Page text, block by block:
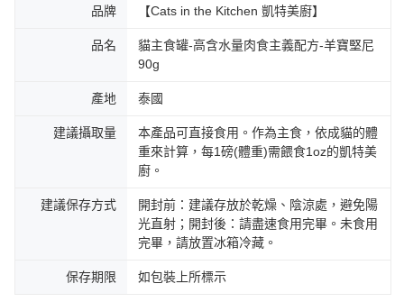
品牌 【Cats in the Kitchen 凱特美廚】
品名
貓主食罐-高含水量肉食主義配方-羊寶堅尼
90g
產地 泰國
建議攝取量
本產品可直接食用。作為主食，依成貓的體
重來計算，每1磅(體重)需餵食1oz的凱特美
廚。
建議保存方式
開封前：建議存放於乾燥、陰涼處，避免陽
光直射；開封後：請盡速食用完畢。未食用
完畢，請放置冰箱冷藏。
保存期限 如包裝上所標示